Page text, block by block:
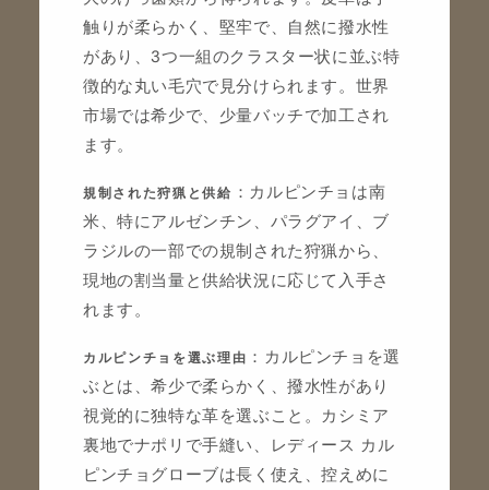
触りが柔らかく、堅牢で、自然に撥水性
があり、3つ一組のクラスター状に並ぶ特
徴的な丸い毛穴で見分けられます。世界
市場では希少で、少量バッチで加工され
ます。
規制された狩猟と供給 ：カルピンチョは南
米、特にアルゼンチン、パラグアイ、ブ
ラジルの一部での規制された狩猟から、
現地の割当量と供給状況に応じて入手さ
れます。
カルピンチョを選ぶ理由 ：カルピンチョを選
ぶとは、希少で柔らかく、撥水性があり
視覚的に独特な革を選ぶこと。カシミア
裏地でナポリで手縫い、レディース カル
ピンチョグローブは長く使え、控えめに